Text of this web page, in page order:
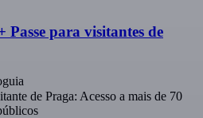
para visitantes de
de Praga: Acesso a mais de 70